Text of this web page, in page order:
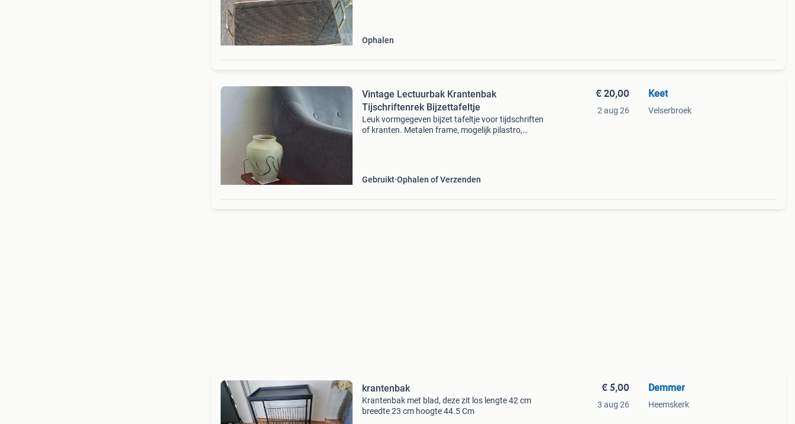
Ophalen
Vintage Lectuurbak Krantenbak
Tijschriftenrek Bijzettafeltje
Leuk vormgegeven bijzet tafeltje voor tijdschriften
of kranten. Metalen frame, mogelijk pilastro,
Gebruikt Ophalen of Verzenden
€ 20,00
2 aug 26
Keet
Velserbroek
krantenbak
Krantenbak met blad, deze zit los lengte 42 cm
breedte 23 cm hoogte 44.5 Cm
€ 5,00
3 aug 26
Demmer
Heemskerk